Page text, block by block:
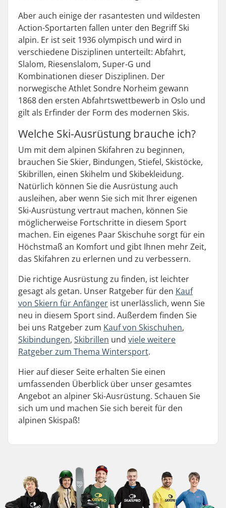
Aber auch einige der rasantesten und wildesten
Action-Sportarten fallen unter den Begriff Ski
alpin. Er ist seit 1936 olympisch und wird in
verschiedene Disziplinen unterteilt: Abfahrt,
Slalom, Riesenslalom, Super-G und
Kombinationen dieser Disziplinen. Der
norwegische Athlet Sondre Norheim gewann
1868 den ersten Abfahrtswettbewerb in Oslo und
gilt als Erfinder der Form des modernen Skis.
Welche Ski-Ausrüstung brauche ich?
Um mit dem alpinen Skifahren zu beginnen,
brauchen Sie Skier, Bindungen, Stiefel, Skistöcke,
Skibrillen, einen Skihelm und Skibekleidung.
Natürlich können Sie die Ausrüstung auch
ausleihen, aber wenn Sie sich mit Ihrer eigenen
Ski-Ausrüstung vertraut machen, können Sie
möglicherweise Fortschritte in diesem Sport
machen. Ein eigenes Paar Skischuhe sorgt für ein
Höchstmaß an Komfort und gibt Ihnen mehr Zeit,
das Skifahren zu erlernen und zu verbessern.
Die richtige Ausrüstung zu finden, ist leichter
gesagt als getan. Unser Ratgeber für den Kauf
von Skiern für Anfänger ist unerlässlich, wenn Sie
neu in diesem Sport sind. Außerdem finden Sie
bei uns Ratgeber zum Kauf von Skischuhen,
Skibindungen, Skibrillen und viele weitere
Ratgeber zum Thema Wintersport.
Hier auf dieser Seite erhalten Sie einen
umfassenden Überblick über unser gesamtes
Angebot an alpiner Ski-Ausrüstung. Schauen Sie
sich um und machen Sie sich bereit für den
alpinen Skispaß!